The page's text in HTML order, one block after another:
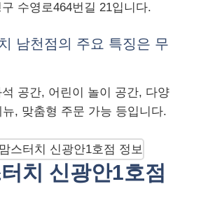
수영로464번길 21입니다.
남천점의 주요 특징은 무
공간, 어린이 놀이 공간, 다양
, 맞춤형 주문 가능 등입니다.
치 신광안1호점